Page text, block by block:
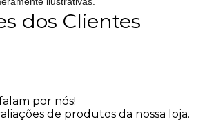
dos Clientes
por nós!
de produtos da nossa loja.